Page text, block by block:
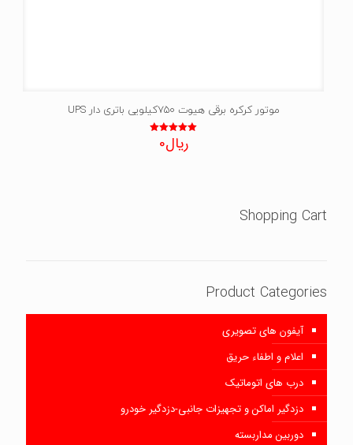
موتور کرکره برقی هیوت 750کیلویی باتری دار UPS
نمره
5.00
ریال0
Shopping Cart
Product Categories
آیفون های تصویری
اعلام و اطفاء حریق
درب های اتوماتیک
دزدگیر اماکن و تجهیزات جانبی-دزدگیر خودرو
دوربین مداربسته